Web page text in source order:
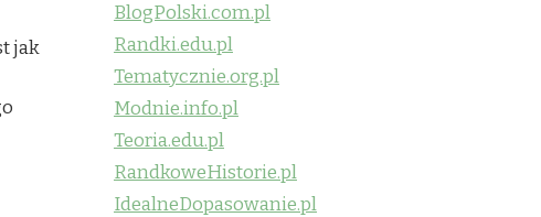
jak
BlogPolski.com.pl
Randki.edu.pl
Tematycznie.org.pl
Modnie.info.pl
Teoria.edu.pl
RandkoweHistorie.pl
IdealneDopasowanie.pl